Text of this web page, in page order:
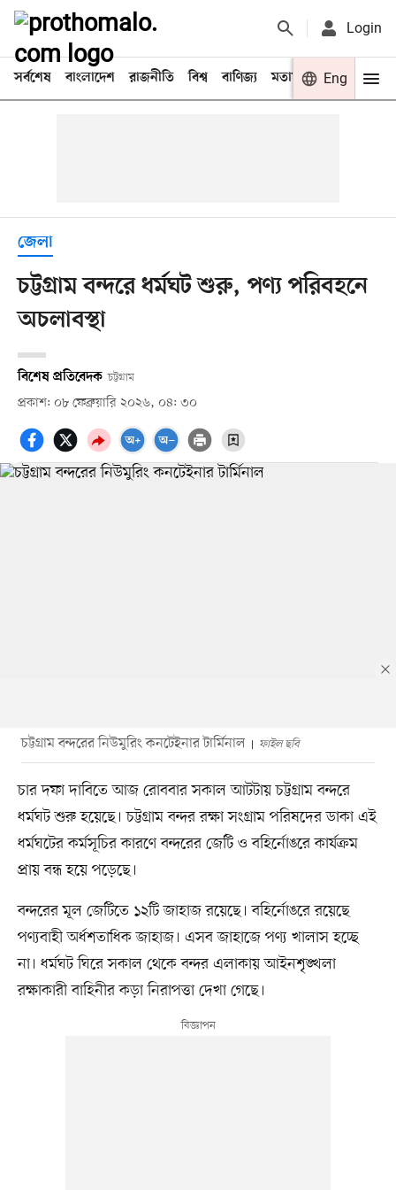
Login
সর্বশেষ বাংলাদেশ রাজনীতি বিশ্ব বাণিজ্য মতামত খেলা
Eng
জেলা
চট্টগ্রাম বন্দরে ধর্মঘট শুরু, পণ্য পরিবহনে
অচলাবস্থা
বিশেষ প্রতিবেদক চট্টগ্রাম
প্রকাশ: ০৮ ফেব্রুয়ারি ২০২৬, ০৪: ৩০
চট্টগ্রাম বন্দরের নিউমুরিং কনটেইনার টার্মিনাল ফাইল ছবি
চার দফা দাবিতে আজ রোববার সকাল আটটায় চট্টগ্রাম বন্দরে
ধর্মঘট শুরু হয়েছে। চট্টগ্রাম বন্দর রক্ষা সংগ্রাম পরিষদের ডাকা এই
ধর্মঘটের কর্মসূচির কারণে বন্দরের জেটি ও বহির্নোঙরে কার্যক্রম
প্রায় বন্ধ হয়ে পড়েছে।
বন্দরের মূল জেটিতে ১২টি জাহাজ রয়েছে। বহির্নোঙরে রয়েছে
পণ্যবাহী অর্ধশতাধিক জাহাজ। এসব জাহাজে পণ্য খালাস হচ্ছে
না। ধর্মঘট ঘিরে সকাল থেকে বন্দর এলাকায় আইনশৃঙ্খলা
রক্ষাকারী বাহিনীর কড়া নিরাপত্তা দেখা গেছে।